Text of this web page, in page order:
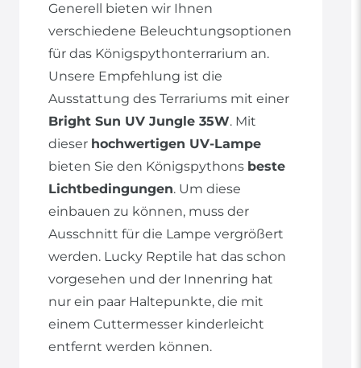
Generell bieten wir Ihnen
verschiedene Beleuchtungsoptionen
für das Königspythonterrarium an.
Unsere Empfehlung ist die
Ausstattung des Terrariums mit einer
Bright Sun UV Jungle 35W. Mit
dieser hochwertigen UV-Lampe
bieten Sie den Königspythons beste
Lichtbedingungen. Um diese
einbauen zu können, muss der
Ausschnitt für die Lampe vergrößert
werden. Lucky Reptile hat das schon
vorgesehen und der Innenring hat
nur ein paar Haltepunkte, die mit
einem Cuttermesser kinderleicht
entfernt werden können.